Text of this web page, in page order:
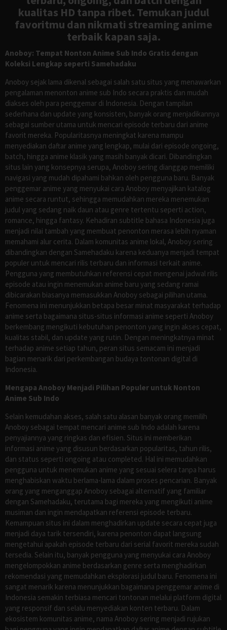
kualitas HD tanpa ribet. Temukan judul
favoritmu dan nikmati streaming anime
terbaik kapan saja.
Anoboy: Tempat Nonton Anime Sub Indo Gratis dengan
Koleksi Lengkap seperti Samehadaku
Anoboy sejak lama dikenal sebagai salah satu situs yang menawarkan
pengalaman menonton anime sub Indo secara praktis dan mudah
diakses oleh para penggemar di Indonesia. Dengan tampilan
sederhana dan update yang konsisten, banyak orang menjadikannya
sebagai sumber utama untuk mencari episode terbaru dari anime
favorit mereka. Popularitasnya meningkat karena mampu
menyediakan daftar anime yang lengkap, mulai dari episode ongoing,
batch, hingga anime klasik yang masih banyak dicari. Dibandingkan
situs lain yang konsepnya serupa, Anoboy sering dianggap memiliki
navigasi yang mudah dipahami bahkan oleh pengguna baru. Banyak
penggemar anime yang menyukai cara Anoboy menyajikan katalog
anime secara runtut, sehingga memudahkan mereka menemukan
judul yang sedang naik daun atau genre tertentu seperti action,
romance, hingga fantasy. Kehadiran subtitle bahasa Indonesia juga
menjadi nilai tambah yang membuat penonton merasa lebih nyaman
memahami alur cerita. Dalam komunitas anime lokal, Anoboy sering
dibandingkan dengan Samehadaku karena keduanya menjadi tempat
populer untuk mencari rilis terbaru dan informasi terkait anime.
Pengguna yang membutuhkan referensi cepat mengenai jadwal rilis
episode atau ingin menemukan anime baru yang sedang ramai
dibicarakan biasanya memasukkan Anoboy sebagai pilihan utama.
Fenomena ini menunjukkan betapa besar minat masyarakat terhadap
anime serta bagaimana situs-situs informasi anime seperti Anoboy
berkembang mengikuti kebutuhan penonton yang ingin akses cepat,
kualitas stabil, dan update yang rutin. Dengan meningkatnya minat
terhadap anime setiap tahun, peran situs semacam ini menjadi
bagian menarik dari perkembangan budaya tontonan digital di
Indonesia.
Mengapa Anoboy Menjadi Pilihan Populer untuk Nonton
Anime Sub Indo
Selain kemudahan akses, salah satu alasan banyak orang memilih
Anoboy sebagai tempat mencari anime sub Indo adalah karena
penyajiannya yang ringkas dan efisien. Situs ini memberikan
informasi anime yang disusun berdasarkan popularitas, tahun rilis,
dan status seperti ongoing atau completed. Hal ini memudahkan
pengguna untuk menemukan anime yang sesuai selera tanpa harus
menghabiskan waktu berlama-lama dalam proses pencarian. Banyak
orang yang menganggap Anoboy sebagai alternatif yang familiar
dengan Samehadaku, terutama bagi mereka yang mengikuti anime
musiman dan ingin mendapatkan referensi episode terbaru.
Kemampuan situs ini dalam menghadirkan update secara cepat juga
menjadi daya tarik tersendiri, karena penonton dapat langsung
mengetahui apakah episode terbaru dari serial favorit mereka sudah
tersedia. Selain itu, banyak pengguna yang menyukai cara Anoboy
mengelompokkan anime berdasarkan genre serta menghadirkan
rekomendasi yang memudahkan eksplorasi judul baru. Fenomena ini
sangat menarik karena menunjukkan bagaimana penggemar anime di
Indonesia semakin terbiasa mencari tontonan melalui platform digital
yang responsif dan selalu menyediakan konten terbaru. Dalam
ekosistem komunitas anime, nama Anoboy sering menjadi rujukan